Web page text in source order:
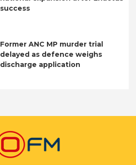
success
Former ANC MP murder trial
delayed as defence weighs
discharge application